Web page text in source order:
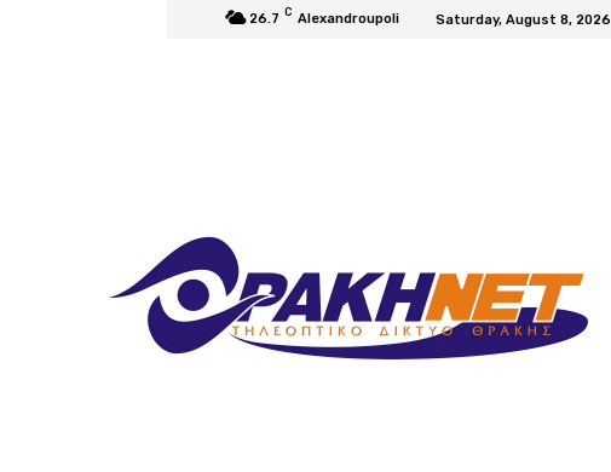
26.7 C Alexandroupoli Saturday, August 8, 2026